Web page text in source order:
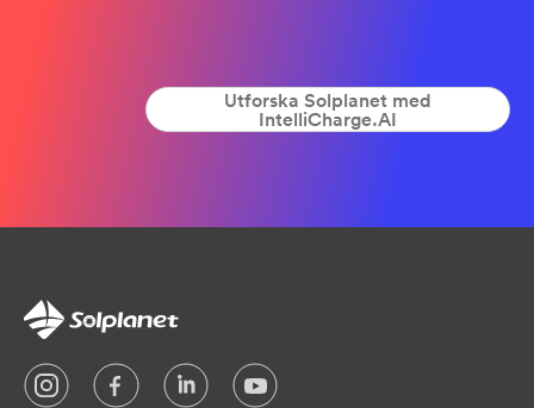
Utforska Solplanet med
IntelliCharge.AI